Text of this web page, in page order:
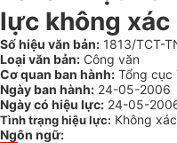
lực không xác
Số hiệu văn bản: 1813/TCT-
Loại văn bản: Công văn
Cơ quan ban hành: Tổng cục
Ngày ban hành: 24-05-2006
Ngày có hiệu lực: 24-05-
Tình trạng hiệu lực: Không
Ngôn ngữ: